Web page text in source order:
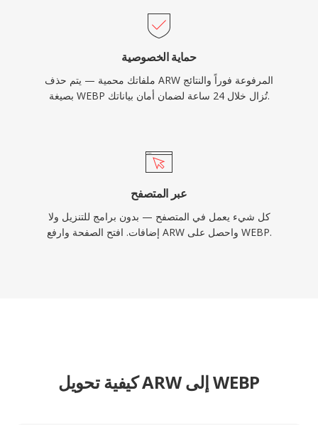
حماية الخصوصية
ملفاتك محمية — يتم حذف ARW المرفوعة فوراً والنتائج
بصيغة WEBP تُزال خلال 24 ساعة لضمان أمان بياناتك.
عبر المتصفح
كل شيء يعمل في المتصفح — بدون برامج للتنزيل ولا
إضافات. افتح الصفحة وارفع ARW واحصل على WEBP.
كيفية تحويل ARW إلى WEBP